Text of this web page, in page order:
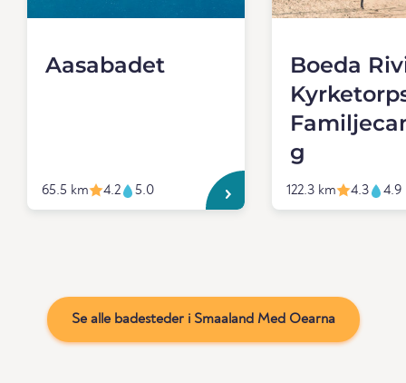
Aasabadet
65.5 km 4.2 5.0
Boeda
g
122.3 km 4.3 4.9
Se alle badesteder i Smaaland Med Oearna